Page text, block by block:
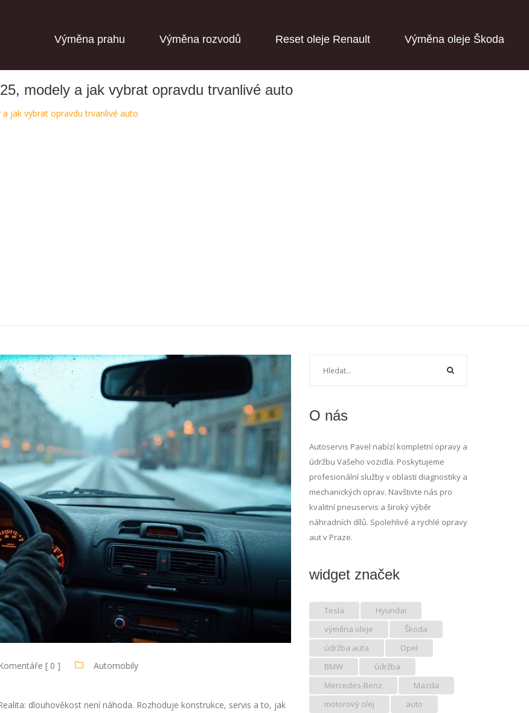
Výměna prahu Výměna rozvodů Reset oleje Renault Výměna oleje Škoda
modely a jak vybrat opravdu trvanlivé auto
jak vybrat opravdu trvanlivé auto
[ 0 ] Automobily
dlouhověkost není náhoda. Rozhoduje konstrukce, servis a to, jak
O nás
Autoservis Pavel nabízí kompletní opravy a
údržbu Vašeho vozidla. Poskytujeme
profesionální služby v oblasti diagnostiky a
mechanických oprav. Navštivte nás pro
kvalitní pneuservis a široký výběr
náhradních dílů. Spolehlivé a rychlé opravy
aut v Praze.
widget značek
Tesla
Hyundai
výměna oleje
Škoda
údržba auta
Opel
BMW
údržba
Mercedes-Benz
Mazda
motorový olej
auto